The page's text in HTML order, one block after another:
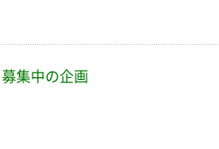
募集中の企画